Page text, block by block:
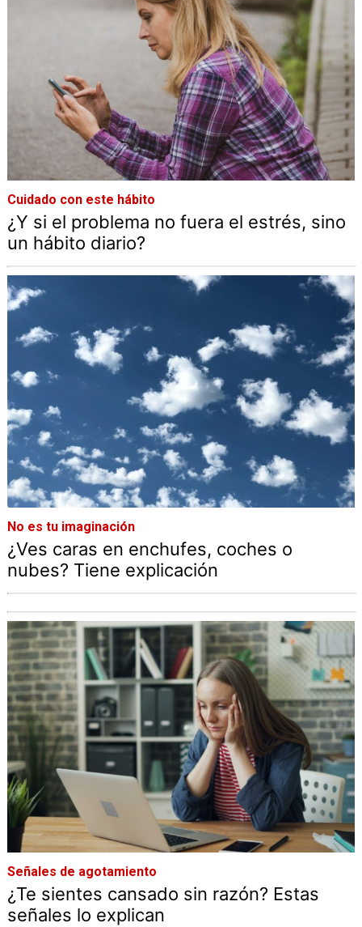
Cuidado con este hábito
¿Y si el problema no fuera el estrés, sino
un hábito diario?
No es tu imaginación
¿Ves caras en enchufes, coches o
nubes? Tiene explicación
Señales de agotamiento
¿Te sientes cansado sin razón? Estas
señales lo explican